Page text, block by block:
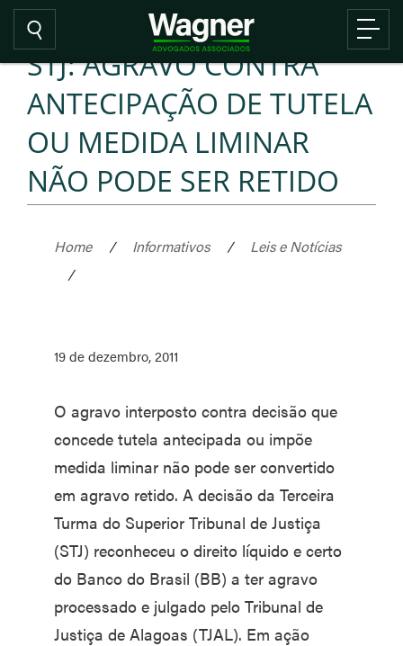
STJ: AGRAVO CONTRA
ANTECIPAÇÃO DE TUTELA
OU MEDIDA LIMINAR
NÃO PODE SER RETIDO
Home / Informativos /
Leis e Notícias
/
19 de dezembro, 2011
O agravo interposto contra decisão que
concede tutela antecipada ou impõe
medida liminar não pode ser convertido
em agravo retido. A decisão da Terceira
Turma do Superior Tribunal de Justiça
(STJ) reconheceu o direito líquido e certo
do Banco do Brasil (BB) a ter agravo
processado e julgado pelo Tribunal de
Justiça de Alagoas (TJAL). Em ação